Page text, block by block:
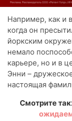
Например, как и
когда он
йоркским
немало
карьере, но и в
Энни –
настоящая
Смотрите